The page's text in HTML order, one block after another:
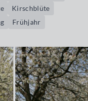
Kirschblüte
Frühjahr